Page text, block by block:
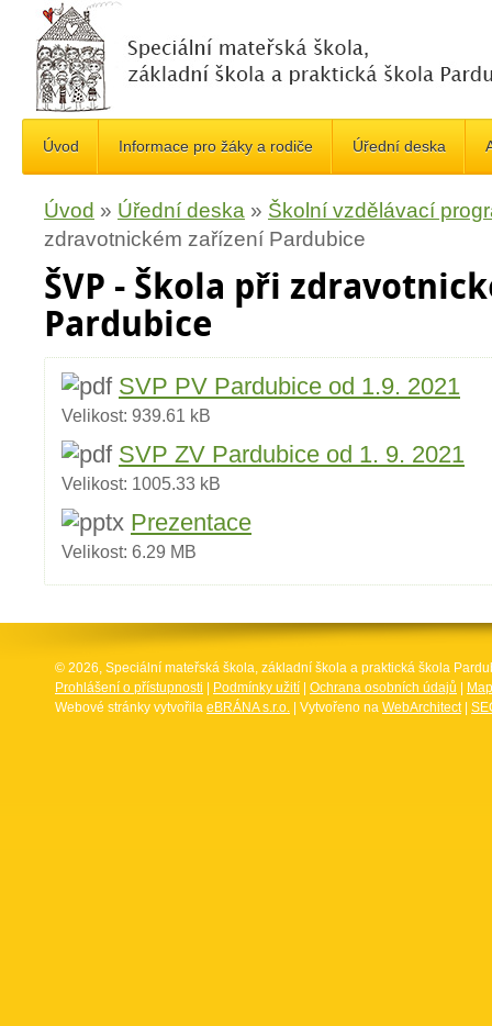
Úvod Informace pro žáky a rodiče Úřední deska
Úvod » Úřední deska » Školní vzdělávací
zdravotnickém zařízení Pardubice
ŠVP - Škola při
Pardubice
SVP PV Pardubice od 1.9. 2021
Velikost: 939.61 kB
SVP ZV Pardubice od 1. 9. 2021
Velikost: 1005.33 kB
Prezentace
Velikost: 6.29 MB
© 2026, Speciální mateřská škola, základní škola a praktická škola
Prohlášení o přístupnosti
Podmínky užití Ochrana osobních údajů
Webové stránky vytvořila eBRÁNA s.r.o. | Vytvořeno na WebArchitect|